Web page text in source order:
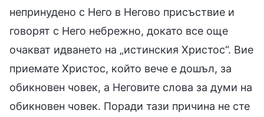
непринудено с Него в Негово присъствие и
говорят с Него небрежно, докато все още
очакват идването на „истинския Христос“. Вие
приемате Христос, който вече е дошъл, за
обикновен човек, а Неговите слова за думи на
обикновен човек. Поради тази причина не сте